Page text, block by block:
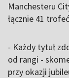
Manchesteru
łącznie 41
- Każdy tytuł
od rangi -
przy okazji